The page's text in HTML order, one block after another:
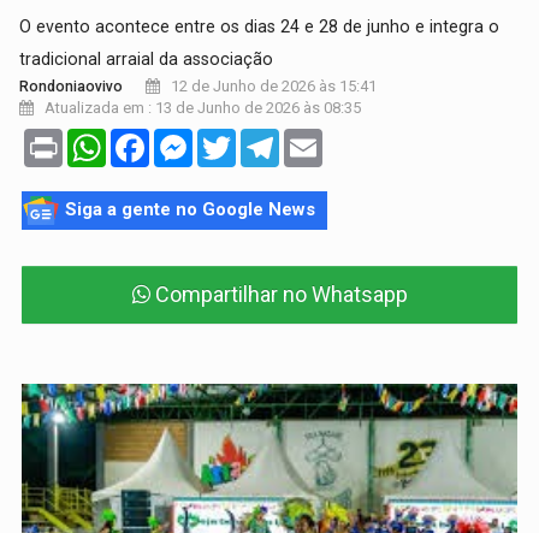
O evento acontece entre os dias 24 e 28 de junho e integra o
tradicional arraial da associação
Rondoniaovivo
12 de Junho de 2026 às 15:41
Atualizada em : 13 de Junho de 2026 às 08:35
Print WhatsAppFacebookMessenger
TwitterTelegram
Siga a gente no Google News
Compartilhar no Whatsapp